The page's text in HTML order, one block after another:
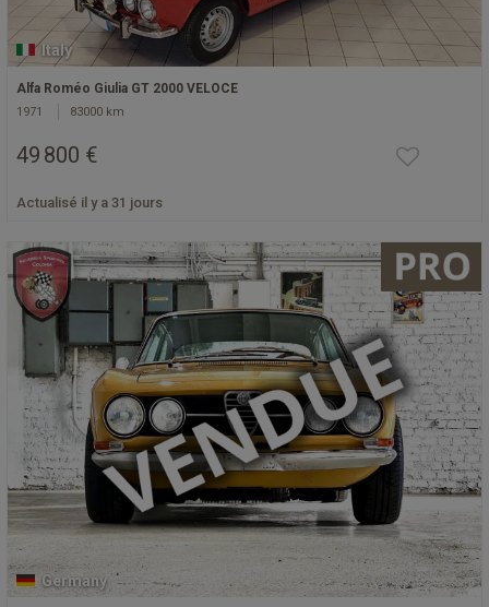
Italy
Alfa Roméo Giulia GT 2000 VELOCE
1971 83000 km
49 800 €
Actualisé il y a 31 jours
Germany